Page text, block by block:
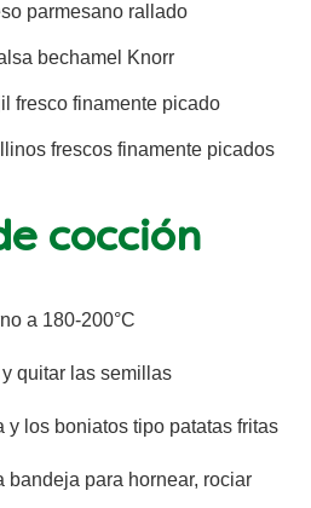
parmesano rallado
bechamel Knorr
fresco finamente picado
frescos finamente picados
cocción
a 180-200°C
quitar las semillas
y los boniatos tipo patatas fritas
bandeja para hornear, rociar